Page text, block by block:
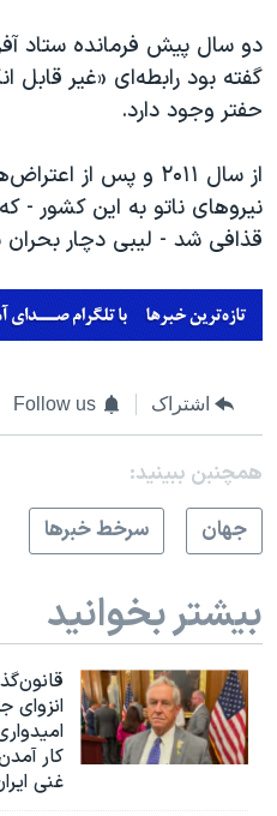
دو سال پیش فرمانده ستاد
گفته بود رابطه‌ای «غیر قابل
حفتر وجود دارد.
از سال ۲۰۱۱ و پس
نیروهای ناتو به این کشور -
قذافی شد - لیبی دچار
اشتراک Follow us
همچنبن ببینید:
جهان
سرخط خبرها
بیشتر بخوانید
انزوای
کار
غنی